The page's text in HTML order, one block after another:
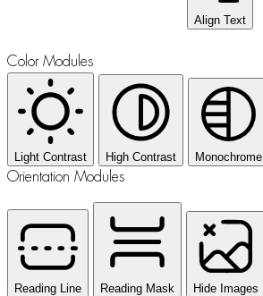
Align Text
Color Modules
Light Contrast High Contrast Monochrome
Orientation Modules
Reading Line Reading Mask Hide Images